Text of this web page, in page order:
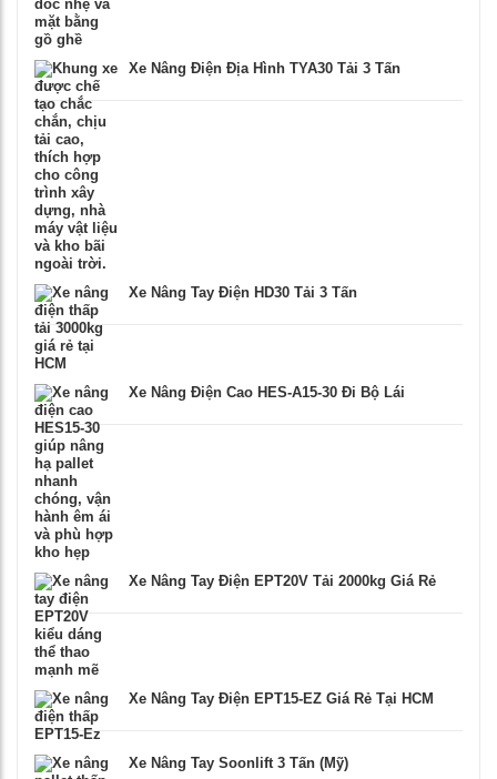
Xe Nâng Điện Địa Hình TYA30 Tải 3 Tấn
Xe Nâng Tay Điện HD30 Tải 3 Tấn
Xe Nâng Điện Cao HES-A15-30 Đi Bộ Lái
Xe Nâng Tay Điện EPT20V Tải 2000kg Giá Rẻ
Xe Nâng Tay Điện EPT15-EZ Giá Rẻ Tại HCM
Xe Nâng Tay Soonlift 3 Tấn (Mỹ)